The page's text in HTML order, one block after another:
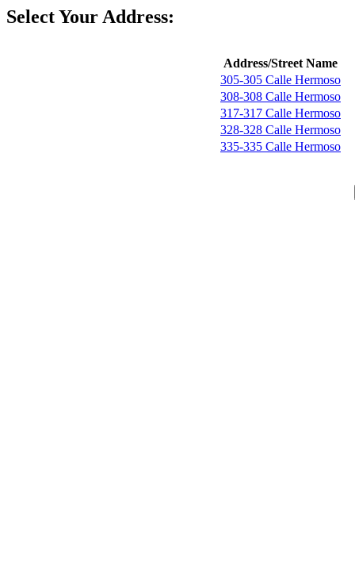
Select Your Address:
Address/Street Name
305-305 Calle Hermoso
308-308 Calle Hermoso
317-317 Calle Hermoso
328-328 Calle Hermoso
335-335 Calle Hermoso